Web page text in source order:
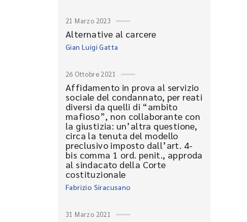
21 Marzo 2023
Alternative al carcere
Gian Luigi Gatta
26 Ottobre 2021
Affidamento in prova al servizio
sociale del condannato, per reati
diversi da quelli di “ambito
mafioso”, non collaborante con
la giustizia: un’altra questione,
circa la tenuta del modello
preclusivo imposto dall’art. 4-
bis comma 1 ord. penit., approda
al sindacato della Corte
costituzionale
Fabrizio Siracusano
31 Marzo 2021